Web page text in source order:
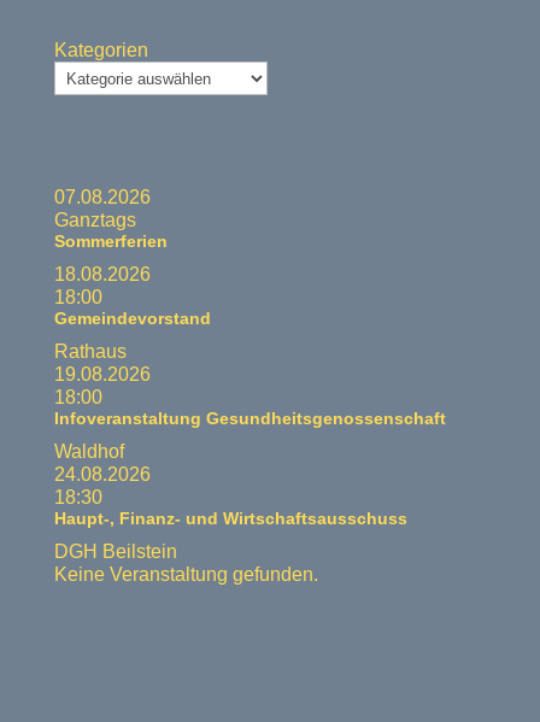
Kategorien
07.08.2026
Ganztags
Sommerferien
18.08.2026
18:00
Gemeindevorstand
Rathaus
19.08.2026
18:00
Infoveranstaltung Gesundheitsgenossenschaft
Waldhof
24.08.2026
18:30
Haupt-, Finanz- und Wirtschaftsausschuss
DGH Beilstein
Keine Veranstaltung gefunden.